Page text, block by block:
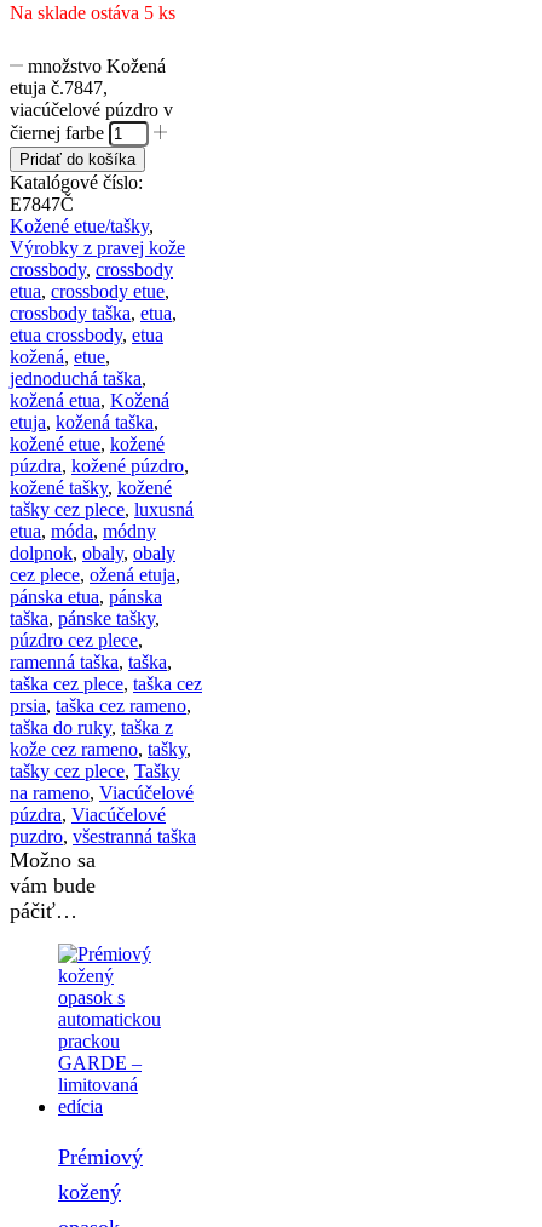
Na sklade ostáva 5 ks
množstvo Kožená
etuja č.7847,
viacúčelové púzdro v
čiernej farbe
Pridať do košíka
Katalógové číslo:
E7847Č
Kožené etue/tašky,
Výrobky z pravej kože
crossbody, crossbody
etua, crossbody etue,
crossbody taška, etua,
etua crossbody, etua
kožená, etue,
jednoduchá taška,
kožená etua, Kožená
etuja, kožená taška,
kožené etue, kožené
púzdra, kožené púzdro,
kožené tašky, kožené
tašky cez plece, luxusná
etua, móda, módny
dolpnok, obaly, obaly
cez plece, ožená etuja,
pánska etua, pánska
taška, pánske tašky,
púzdro cez plece,
ramenná taška, taška,
taška cez plece, taška cez
prsia, taška cez rameno,
taška do ruky, taška z
kože cez rameno, tašky,
tašky cez plece, Tašky
na rameno, Viacúčelové
púzdra, Viacúčelové
puzdro, všestranná taška
Možno sa
vám bude
páčiť…
Prémiový
kožený